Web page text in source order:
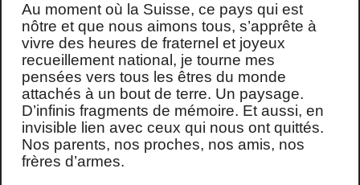
Au moment où la Suisse, ce pays qui est
nôtre et que nous aimons tous, s’apprête à
vivre des heures de fraternel et joyeux
recueillement national, je tourne mes
pensées vers tous les êtres du monde
attachés à un bout de terre. Un paysage.
D’infinis fragments de mémoire. Et aussi, en
invisible lien avec ceux qui nous ont quittés.
Nos parents, nos proches, nos amis, nos
frères d’armes.